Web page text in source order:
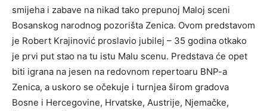
smijeha i zabave na nikad tako prepunoj Maloj sceni
Bosanskog narodnog pozorišta Zenica. Ovom predstavom
je Robert Krajinović proslavio jubilej – 35 godina otkako
je prvi put stao na tu istu Malu scenu. Predstava će opet
biti igrana na jesen na redovnom repertoaru BNP-a
Zenica, a uskoro se očekuje i turnjea širom gradova
Bosne i Hercegovine, Hrvatske, Austrije, Njemačke,